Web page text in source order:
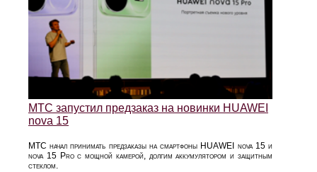
МТС запустил предзаказ на новинки HUAWEI
nova 15
МТС начал принимать предзаказы на смартфоны HUAWEI nova 15 и
nova 15 Pro с мощной камерой, долгим аккумулятором и защитным
стеклом.